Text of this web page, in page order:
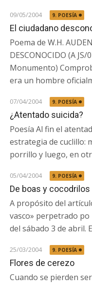
09/05/2004 9. POESÍA
El ciudadano
Poema de W.H.
DESCONOCIDO (A
Monumento)
era un hombre
07/04/2004 9. POESÍA
¿Atentado suicida?
Poesía Al fin el
estrategia de cuclillo:
porrillo y luego, en
05/04/2004 9. POESÍA
De boas y cocodrilos
A propósito del
vasco» perpetrado po
del sábado 3 de abril.
25/03/2004 9. POESÍA
Flores de cerezo
Cuando se pierden